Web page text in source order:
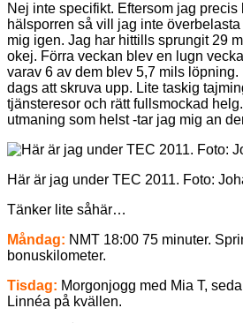
Nej inte specifikt. Eftersom jag precis
hälsporren så vill jag inte
mig igen. Jag har hittills sprungit 29
okej. Förra veckan blev en lugn
varav 6 av dem blev 5,7 mils
dags att skruva upp. Lite taskig
tjänsteresor och rätt fullsmockad
utmaning som helst -tar jag mig an
Här är jag under TEC 2011. Foto:
Tänker lite såhär…
Måndag: NMT 18:00 75 minuter.
bonuskilometer.
Tisdag: Morgonjogg med Mia T,
Linnéa på kvällen.